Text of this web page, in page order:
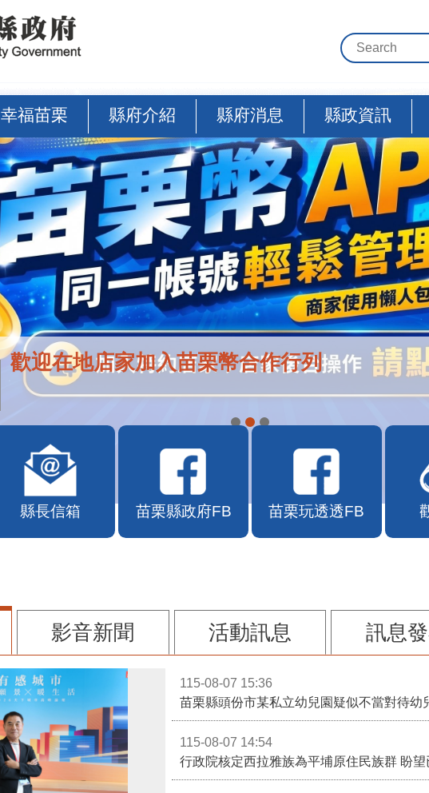
幸福苗栗 縣府介紹 縣府消息 縣政資訊
歡迎在地店家加入苗栗幣合作行列
縣長信箱 苗栗縣政府FB 苗栗玩透透FB
影音新聞 活動訊息 訊息
115-08-07 15:36
苗栗縣頭份市某私立幼兒園疑似不當對待幼
115-08-07 14:54